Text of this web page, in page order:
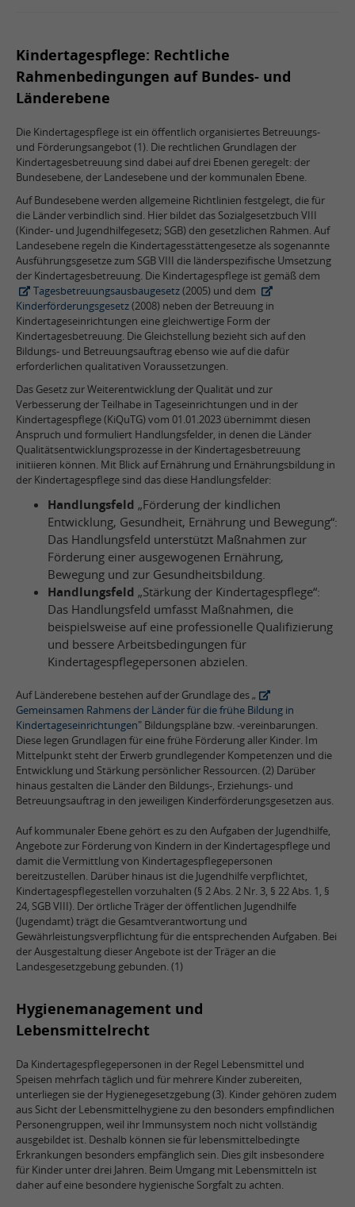
Kindertagespflege: Rechtliche
Rahmenbedingungen auf Bundes- und
Länderebene
Die Kindertagespflege ist ein öffentlich organisiertes Betreuungs-
und Förderungsangebot (1). Die rechtlichen Grundlagen der
Kindertagesbetreuung sind dabei auf drei Ebenen geregelt: der
Bundesebene, der Landesebene und der kommunalen Ebene.
Auf Bundesebene werden allgemeine Richtlinien festgelegt, die für
die Länder verbindlich sind. Hier bildet das Sozialgesetzbuch VIII
(Kinder- und Jugendhilfegesetz; SGB) den gesetzlichen Rahmen. Auf
Landesebene regeln die Kindertagesstättengesetze als sogenannte
Ausführungsgesetze zum SGB VIII die länderspezifische Umsetzung
der Kindertagesbetreuung. Die Kindertagespflege ist gemäß dem
Tagesbetreuungsausbaugesetz(2005) und dem
Kinderförderungsgesetz(2008) neben der Betreuung in
Kindertageseinrichtungen eine gleichwertige Form der
Kindertagesbetreuung. Die Gleichstellung bezieht sich auf den
Bildungs- und Betreuungsauftrag ebenso wie auf die dafür
erforderlichen qualitativen Voraussetzungen.
Das Gesetz zur Weiterentwicklung der Qualität und zur
Verbesserung der Teilhabe in Tageseinrichtungen und in der
Kindertagespflege (KiQuTG) vom 01.01.2023 übernimmt diesen
Anspruch und formuliert Handlungsfelder, in denen die Länder
Qualitätsentwicklungsprozesse in der Kindertagesbetreuung
initiieren können. Mit Blick auf Ernährung und Ernährungsbildung in
der Kindertagespflege sind das diese Handlungsfelder:
Handlungsfeld „Förderung der kindlichen
Entwicklung, Gesundheit, Ernährung und Bewegung“:
Das Handlungsfeld unterstützt Maßnahmen zur
Förderung einer ausgewogenen Ernährung,
Bewegung und zur Gesundheitsbildung.
Handlungsfeld „Stärkung der Kindertagespflege“:
Das Handlungsfeld umfasst Maßnahmen, die
beispielsweise auf eine professionelle Qualifizierung
und bessere Arbeitsbedingungen für
Kindertagespflegepersonen abzielen.
Auf Länderebene bestehen auf der Grundlage des „
Gemeinsamen Rahmens der Länder für die frühe Bildung in
Kindertageseinrichtungen" Bildungspläne bzw. -vereinbarungen.
Diese legen Grundlagen für eine frühe Förderung aller Kinder. Im
Mittelpunkt steht der Erwerb grundlegender Kompetenzen und die
Entwicklung und Stärkung persönlicher Ressourcen. (2) Darüber
hinaus gestalten die Länder den Bildungs-, Erziehungs- und
Betreuungsauftrag in den jeweiligen Kinderförderungsgesetzen aus.
Auf kommunaler Ebene gehört es zu den Aufgaben der Jugendhilfe,
Angebote zur Förderung von Kindern in der Kindertagespflege und
damit die Vermittlung von Kindertagespflegepersonen
bereitzustellen. Darüber hinaus ist die Jugendhilfe verpflichtet,
Kindertagespflegestellen vorzuhalten (§ 2 Abs. 2 Nr. 3, § 22 Abs. 1, §
24, SGB VIII). Der örtliche Träger der öffentlichen Jugendhilfe
(Jugendamt) trägt die Gesamtverantwortung und
Gewährleistungsverpflichtung für die entsprechenden Aufgaben. Bei
der Ausgestaltung dieser Angebote ist der Träger an die
Landesgesetzgebung gebunden. (1)
Hygienemanagement und
Lebensmittelrecht
Da Kindertagespflegepersonen in der Regel Lebensmittel und
Speisen mehrfach täglich und für mehrere Kinder zubereiten,
unterliegen sie der Hygienegesetzgebung (3). Kinder gehören zudem
aus Sicht der Lebensmittelhygiene zu den besonders empfindlichen
Personengruppen, weil ihr Immunsystem noch nicht vollständig
ausgebildet ist. Deshalb können sie für lebensmittelbedingte
Erkrankungen besonders empfänglich sein. Dies gilt insbesondere
für Kinder unter drei Jahren. Beim Umgang mit Lebensmitteln ist
daher auf eine besondere hygienische Sorgfalt zu achten.